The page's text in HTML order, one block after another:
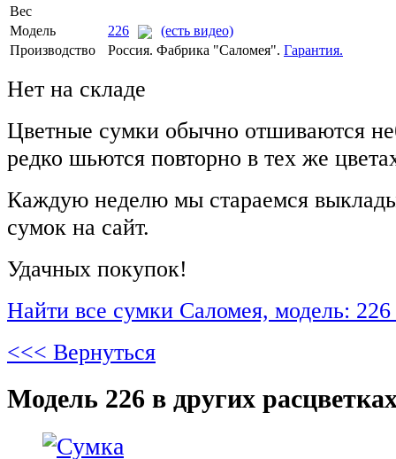
Вес
Модель
226
(есть видео)
Производство
Россия. Фабрика "Саломея". Гарантия.
Нет на складе
Цветные сумки обычно отшиваются
редко шьются повторно в тех же
Каждую неделю мы стараемся
сумок на сайт.
Удачных покупок!
Найти все сумки Саломея, модель:
<<< Вернуться
Модель 226 в других